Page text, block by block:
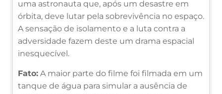
uma astronauta que, após um desastre em
órbita, deve lutar pela sobrevivência no espaço.
A sensação de isolamento e a luta contra a
adversidade fazem deste um drama espacial
inesquecível.
Fato: A maior parte do filme foi filmada em um
tanque de água para simular a ausência de